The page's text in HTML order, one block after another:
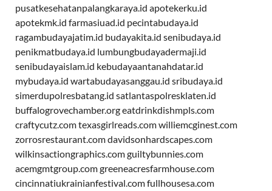
pusatkesehatanpalangkaraya.id apotekerku.id
apotekmk.id farmasiuad.id pecintabudaya.id
ragambudayajatim.id budayakita.id senibudaya.id
penikmatbudaya.id lumbungbudayadermaji.id
senibudayaislam.id kebudayaantanahdatar.id
mybudaya.id wartabudayasanggau.id sribudaya.id
simerdupolresbatang.id satlantaspolresklaten.id
buffalogrovechamber.orgeatdrinkdishmpls.com
craftycutz.comtexasgirlreads.comwilliemcginest.com
zorrosrestaurant.comdavidsonhardscapes.com
wilkinsactiongraphics.comguiltybunnies.com
acemgmtgroup.comgreeneacresfarmhouse.com
cincinnatiukrainianfestival.comfullhousesa.com